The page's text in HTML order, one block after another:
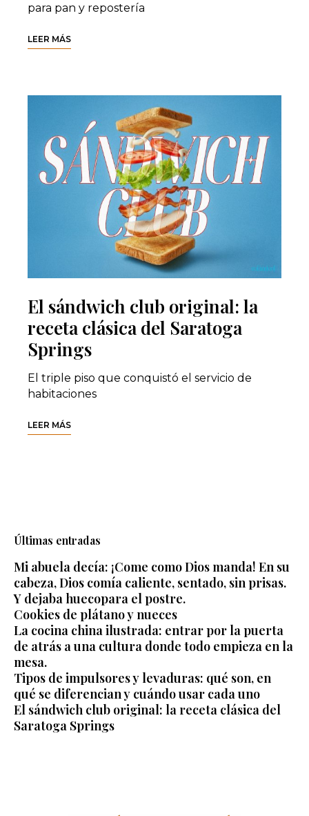
para pan y repostería
LEER MÁS
El sándwich club original: la
receta clásica del Saratoga
Springs
El triple piso que conquistó el servicio de
habitaciones
LEER MÁS
Últimas entradas
Mi abuela decía: ¡Come como Dios manda! En su
cabeza, Dios comía caliente, sentado, sin prisas.
Y dejaba huecopara el postre.
Cookies de plátano y nueces
La cocina china ilustrada: entrar por la puerta
de atrás a una cultura donde todo empieza en la
mesa.
Tipos de impulsores y levaduras: qué son, en
qué se diferencian y cuándo usar cada uno
El sándwich club original: la receta clásica del
Saratoga Springs